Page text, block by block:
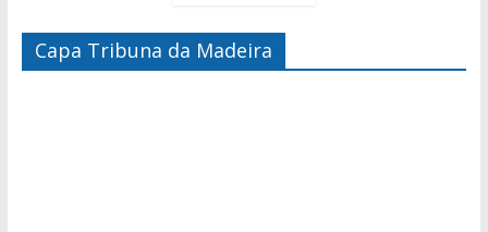
Capa Tribuna da Madeira